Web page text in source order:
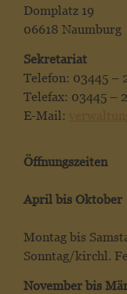
Domplatz 19
06618 Naumburg
Sekretariat
Telefon: 03445 –
Telefax: 03445 –
E-Mail:
Öffnungszeiten
April bis Oktober
Montag bis
Sonntag/kirchl.
November bis